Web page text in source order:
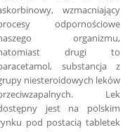
wzmacniający
odpornościowe
organizmu,
drugi to
substancja z
niesteroidowych leków
Lek
jest na polskim
pod postacią tabletek